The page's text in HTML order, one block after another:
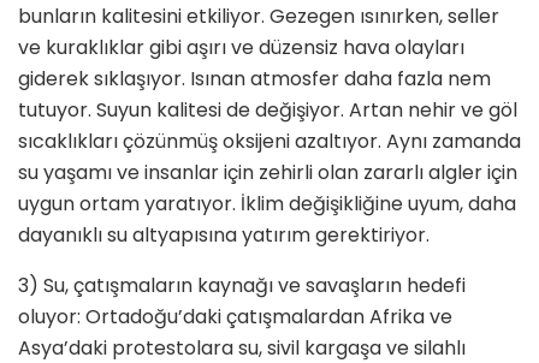
bunların kalitesini etkiliyor. Gezegen ısınırken, seller
ve kuraklıklar gibi aşırı ve düzensiz hava olayları
giderek sıklaşıyor. Isınan atmosfer daha fazla nem
tutuyor. Suyun kalitesi de değişiyor. Artan nehir ve göl
sıcaklıkları çözünmüş oksijeni azaltıyor. Aynı zamanda
su yaşamı ve insanlar için zehirli olan zararlı algler için
uygun ortam yaratıyor. İklim değişikliğine uyum, daha
dayanıklı su altyapısına yatırım gerektiriyor.
3) Su, çatışmaların kaynağı ve savaşların hedefi
oluyor: Ortadoğu’daki çatışmalardan Afrika ve
Asya’daki protestolara su, sivil kargaşa ve silahlı